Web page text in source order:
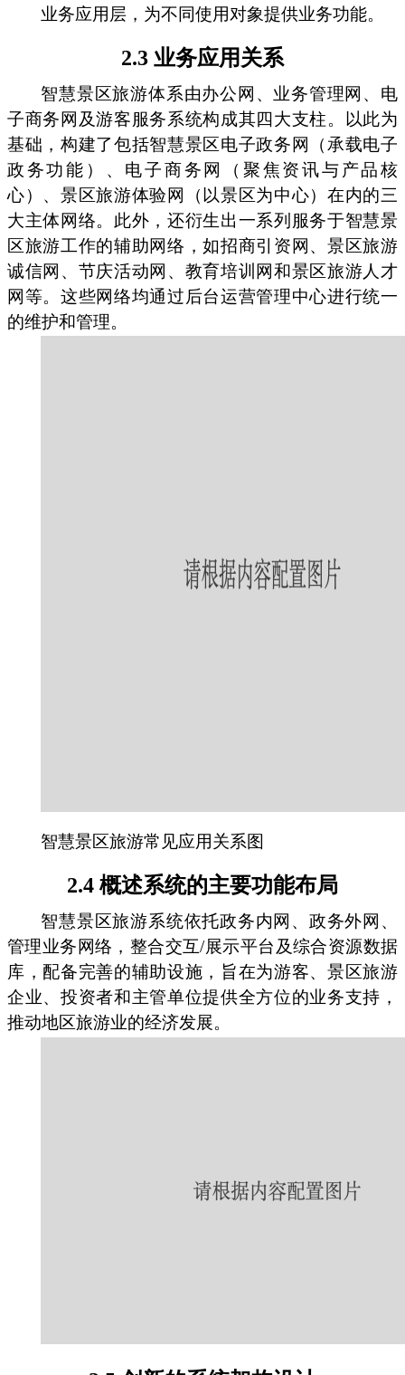
业务应用层，为不同使用对象提供业务功能。
2.3 业务应用关系
智慧景区旅游体系由办公网、业务管理网、电
子商务网及游客服务系统构成其四大支柱。以此为
基础，构建了包括智慧景区电子政务网（承载电子
政务功能）、电子商务网（聚焦资讯与产品核
心）、景区旅游体验网（以景区为中心）在内的三
大主体网络。此外，还衍生出一系列服务于智慧景
区旅游工作的辅助网络，如招商引资网、景区旅游
诚信网、节庆活动网、教育培训网和景区旅游人才
网等。这些网络均通过后台运营管理中心进行统一
的维护和管理。
智慧景区旅游常见应用关系图
2.4 概述系统的主要功能布局
智慧景区旅游系统依托政务内网、政务外网、
管理业务网络，整合交互/展示平台及综合资源数据
库，配备完善的辅助设施，旨在为游客、景区旅游
企业、投资者和主管单位提供全方位的业务支持，
推动地区旅游业的经济发展。